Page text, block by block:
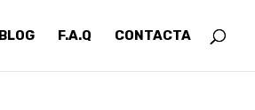
BLOG F.A.Q CONTACTA